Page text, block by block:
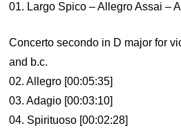
01. Largo Spico – Allegro Assai –
Concerto secondo in D major for
and b.c.
02. Allegro [00:05:35]
03. Adagio [00:03:10]
04. Spirituoso [00:02:28]